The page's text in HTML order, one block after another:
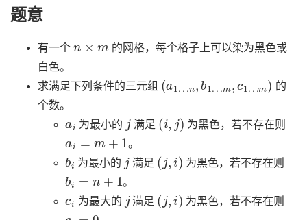
题意
有一个
的网格，每个格子上可以染为黑色或
白色。
求满足下列条件的三元组
( ,
m …m
的
个数。
为最小的 满足
( ,
为黑色，若不存在则
。
b
为最小的 满足
( ,i
为黑色，若不存在则
b
。
为最大的 满足
( ,i
为黑色，若不存在则